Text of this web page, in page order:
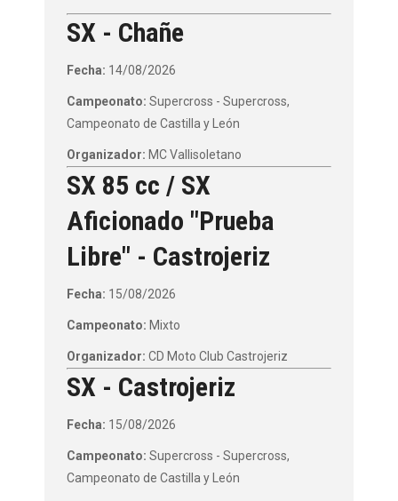
SX - Chañe
Fecha: 14/08/2026
Campeonato: Supercross - Supercross,
Campeonato de Castilla y León
Organizador: MC Vallisoletano
SX 85 cc / SX
Aficionado "Prueba
Libre" - Castrojeriz
Fecha: 15/08/2026
Campeonato: Mixto
Organizador: CD Moto Club Castrojeriz
SX - Castrojeriz
Fecha: 15/08/2026
Campeonato: Supercross - Supercross,
Campeonato de Castilla y León